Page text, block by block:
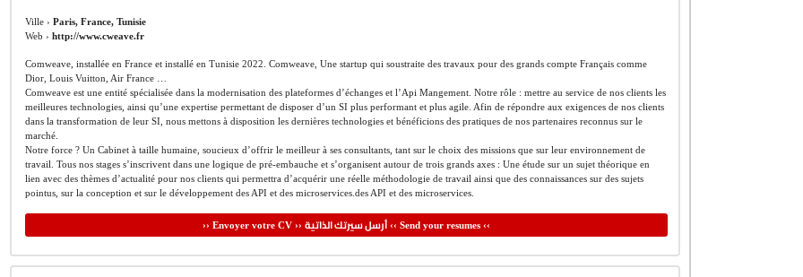
Ville › Paris, France, Tunisie
Web › http://www.cweave.fr
Comweave, installée en France et installé en Tunisie 2022. Comweave, Une startup qui soustraite des travaux pour des grands compte Français comme
Dior, Louis Vuitton, Air France …
Comweave est une entité spécialisée dans la modernisation des plateformes d’échanges et l’Api Mangement. Notre rôle : mettre au service de nos clients les
meilleures technologies, ainsi qu’une expertise permettant de disposer d’un SI plus performant et plus agile. Afin de répondre aux exigences de nos clients
dans la transformation de leur SI, nous mettons à disposition les dernières technologies et bénéficions des pratiques de nos partenaires reconnus sur le
marché.
Notre force ? Un Cabinet à taille humaine, soucieux d’offrir le meilleur à ses consultants, tant sur le choix des missions que sur leur environnement de
travail. Tous nos stages s’inscrivent dans une logique de pré-embauche et s’organisent autour de trois grands axes : Une étude sur un sujet théorique en
lien avec des thèmes d’actualité pour nos clients qui permettra d’acquérir une réelle méthodologie de travail ainsi que des connaissances sur des sujets
pointus, sur la conception et sur le développement des API et des microservices.des API et des microservices.
›› Envoyer votre CV ›› أرسل سيرتك الذاتية‹‹ Send your resumes ‹‹